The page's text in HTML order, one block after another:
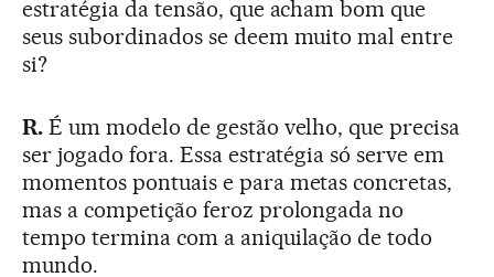
estratégia da tensão, que acham bom que
seus subordinados se deem muito mal entre
si?
R. É um modelo de gestão velho, que precisa
ser jogado fora. Essa estratégia só serve em
momentos pontuais e para metas concretas,
mas a competição feroz prolongada no
tempo termina com a aniquilação de todo
mundo.